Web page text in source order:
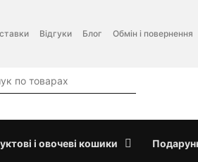
Відгуки Блог Обмін і повернення
і овочеві кошики